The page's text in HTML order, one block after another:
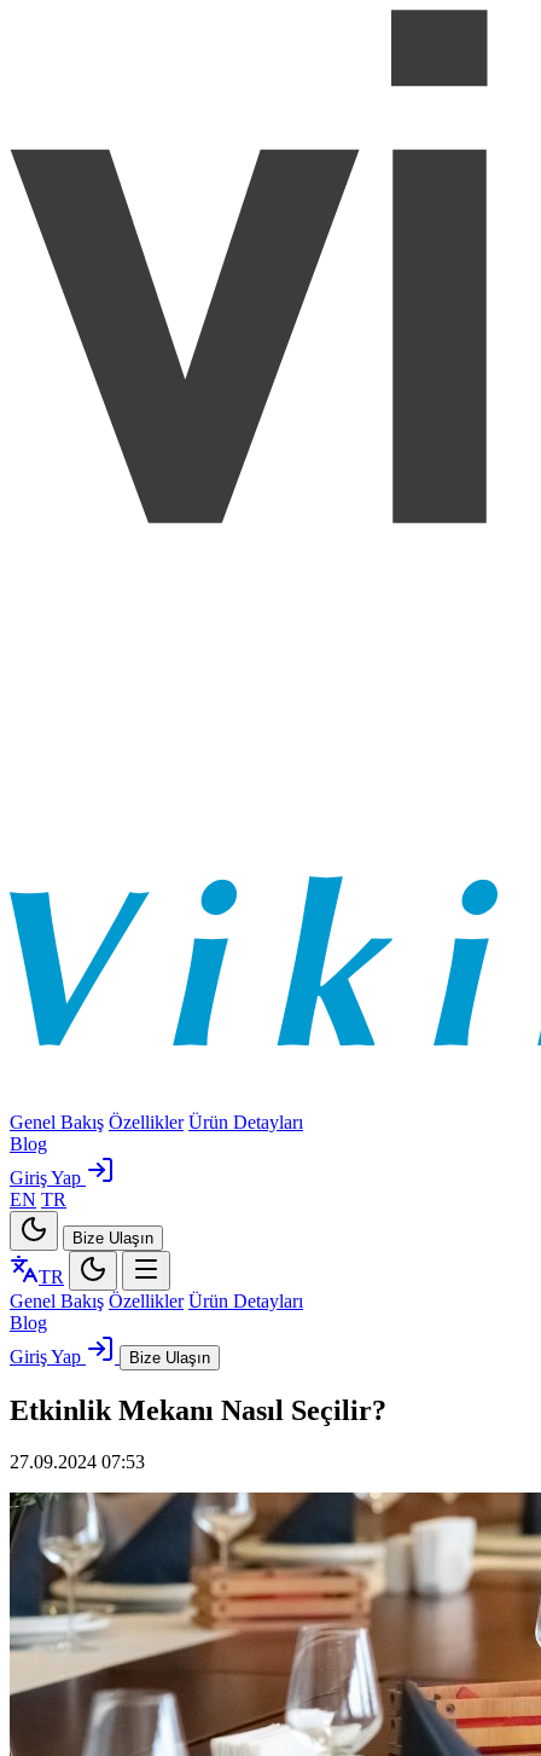
Genel Bakış Özellikler Ürün Detayları
Blog
Giriş Yap
EN TR
Bize Ulaşın
TR
Genel Bakış Özellikler Ürün Detayları
Blog
Giriş Yap
Bize Ulaşın
Etkinlik Mekanı Nasıl Seçilir?
27.09.2024 07:53